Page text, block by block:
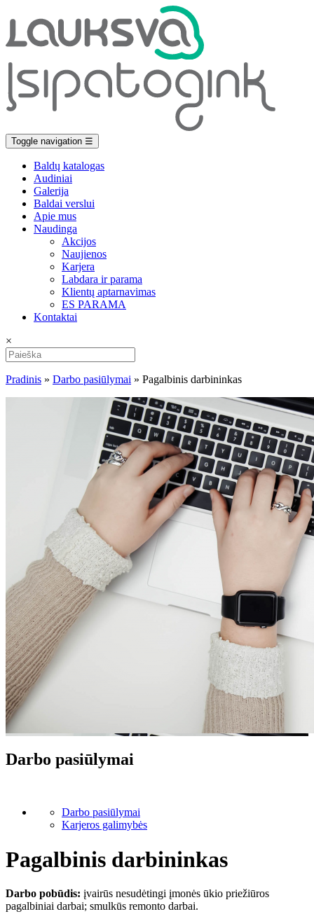
Toggle navigation ☰
Baldų katalogas
Audiniai
Galerija
Baldai verslui
Apie mus
Naudinga
Akcijos
Naujienos
Karjera
Labdara ir parama
Klientų aptarnavimas
ES PARAMA
Kontaktai
×
Pradinis » Darbo pasiūlymai » Pagalbinis darbininkas
Darbo pasiūlymai
Darbo pasiūlymai
Karjeros galimybės
Pagalbinis darbininkas
Darbo pobūdis: įvairūs nesudėtingi įmonės ūkio priežiūros
pagalbiniai darbai; smulkūs remonto darbai.